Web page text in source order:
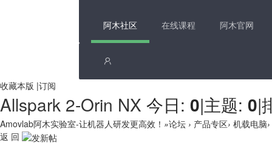
阿木社区 在线课程 阿木官网
收藏本版 |订阅
Allspark 2-Orin NX 今日: 0|主题: 0|
Amovlab阿木实验室-让机器人研发更高效！ »论坛 › 产品专区› 机载电脑›
返 回